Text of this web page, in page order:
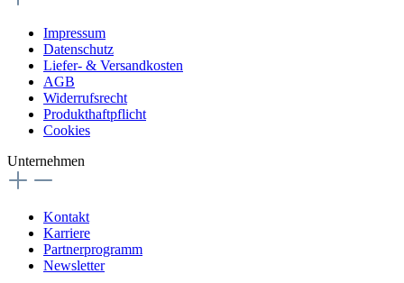
Impressum
Datenschutz
Liefer- & Versandkosten
AGB
Widerrufsrecht
Produkthaftpflicht
Cookies
Unternehmen
Kontakt
Karriere
Partnerprogramm
Newsletter